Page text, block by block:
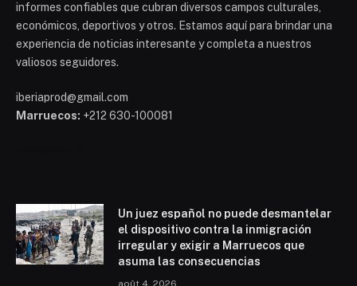
informes confiables que cubran diversos campos culturales,
económicos, deportivos y otros. Estamos aquí para brindar una
experiencia de noticias interesante y completa a nuestros
valiosos seguidores.
iberiaprod@gmail.com
Marruecos: +212 630-100081
Un juez español no puede desmantelar
el dispositivo contra la inmigración
irregular y exigir a Marruecos que
asuma las consecuencias
août 4, 2026